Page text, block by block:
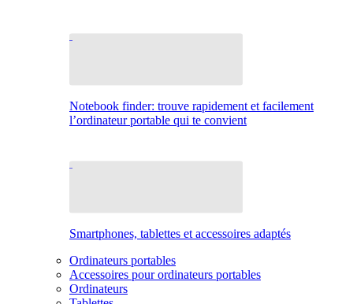
Notebook finder: trouve rapidement et facilement
l’ordinateur portable qui te convient
Smartphones, tablettes et accessoires adaptés
Ordinateurs portables
Accessoires pour ordinateurs portables
Ordinateurs